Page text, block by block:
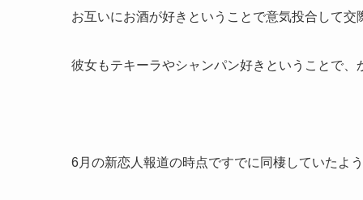
お互いにお酒が好きということで意気投合して交
彼女もテキーラやシャンパン好きということで、
6月の新恋人報道の時点ですでに同棲していたよ